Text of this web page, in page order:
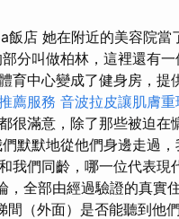
飯店 她在附近的美容院
分叫做柏林，這裡還有
育中心變成了健身房，
薦服務 音波拉皮讓肌膚
很滿意，除了那些被迫在
默默地從他們身邊走過
我們同齡，哪一位代表
全部由經過驗證的真實
間（外面）是否能聽到他